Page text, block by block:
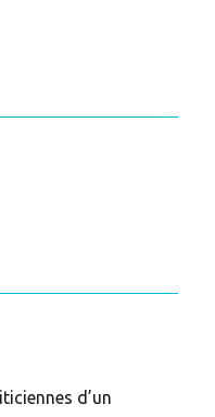
d’un